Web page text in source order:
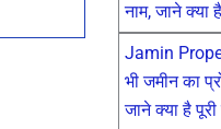
नाम, जाने क्या है
Jamin
भी जमीन का
जाने क्या है